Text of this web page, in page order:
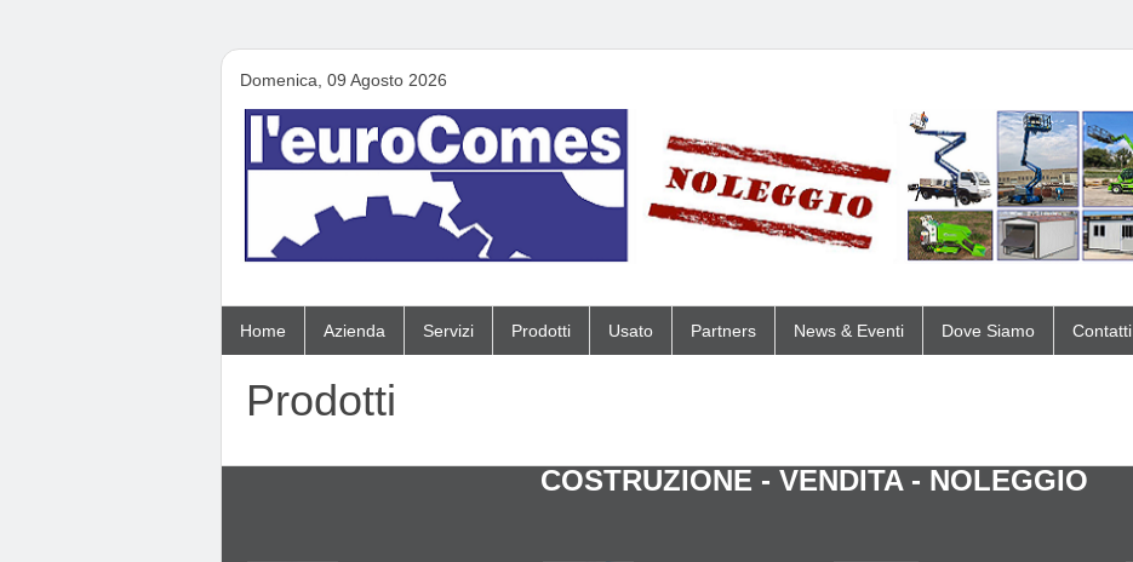
Domenica, 09 Agosto 2026
Home Azienda Servizi Prodotti Usato Partners News & Eventi Dove Siamo Contatti
Prodotti
COSTRUZIONE - VENDITA - NOLEGGIO